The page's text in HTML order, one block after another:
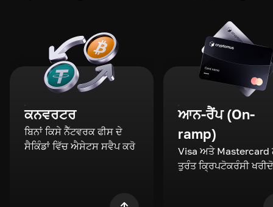
ਕਨਵਰਟਰ
ਬਿਨਾਂ ਕਿਸੇ ਨੈੱਟਵਰਕ ਫੀਸ ਦੇ
ਸੈਕਿੰਡਾਂ ਵਿੱਚ ਐਸੇਟਸ ਸਵੈਪ ਕਰੋ
ਆਨ-ਰੈਂਪ (On-
ramp)
Visa ਅਤੇ Mastercard
ਤੁਰੰਤ ਕ੍ਰਿਪਟੋਕਰੰਸੀ ਖਰੀਦੋ